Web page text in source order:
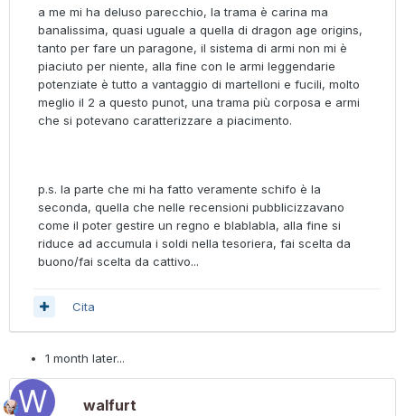
a me mi ha deluso parecchio, la trama è carina ma
banalissima, quasi uguale a quella di dragon age origins,
tanto per fare un paragone, il sistema di armi non mi è
piaciuto per niente, alla fine con le armi leggendarie
potenziate è tutto a vantaggio di martelloni e fucili, molto
meglio il 2 a questo punot, una trama più corposa e armi
che si potevano caratterizzare a piacimento.
p.s. la parte che mi ha fatto veramente schifo è la
seconda, quella che nelle recensioni pubblicizzavano
come il poter gestire un regno e blablabla, alla fine si
riduce ad accumula i soldi nella tesoriera, fai scelta da
buono/fai scelta da cattivo...
Cita
1 month later...
walfurt